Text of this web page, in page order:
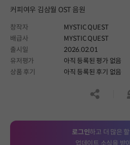
커피여우 김삼월 OST 음원
창작자
MYSTIC QUEST
배급사
MYSTIC QUEST
출시일
2026.02.01
유저평가
아직 등록된 평가 없음
상품 후기
아직 등록된 후기 없음
공유하
로그인하고 더 많은
업데이트 소식을 받